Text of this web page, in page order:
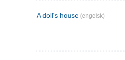
A doll's house (engelsk)